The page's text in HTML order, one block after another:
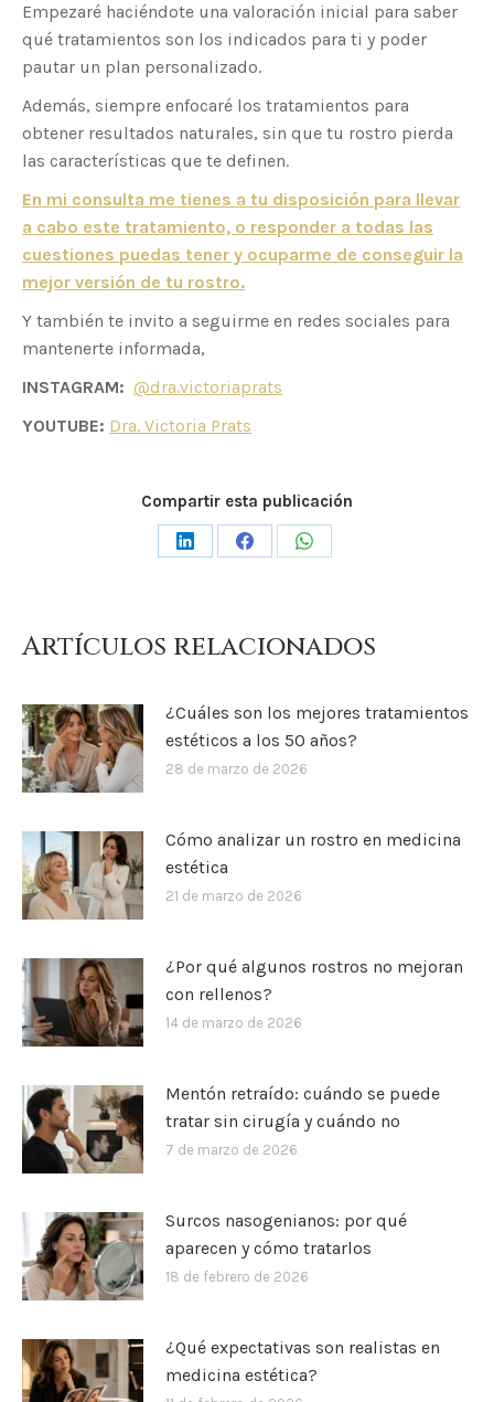
Empezaré haciéndote una valoración inicial para saber
qué tratamientos son los indicados para ti y poder
pautar un plan personalizado.
Además, siempre enfocaré los tratamientos para
obtener resultados naturales, sin que tu rostro pierda
las características que te definen.
En mi consulta me tienes a tu disposición para llevar
a cabo este tratamiento, o responder a todas las
cuestiones puedas tener y ocuparme de conseguir la
mejor versión de tu rostro.
Y también te invito a seguirme en redes sociales para
mantenerte informada,
INSTAGRAM: @dra.victoriaprats
YOUTUBE: Dra. Victoria Prats
Compartir esta publicación
Share
Share
Share
Artículos relacionados
¿Cuáles son los mejores tratamientos
estéticos a los 50 años?
28 de marzo de 2026
Cómo analizar un rostro en medicina
estética
21 de marzo de 2026
¿Por qué algunos rostros no mejoran
con rellenos?
14 de marzo de 2026
Mentón retraído: cuándo se puede
tratar sin cirugía y cuándo no
7 de marzo de 2026
Surcos nasogenianos: por qué
aparecen y cómo tratarlos
18 de febrero de 2026
¿Qué expectativas son realistas en
medicina estética?